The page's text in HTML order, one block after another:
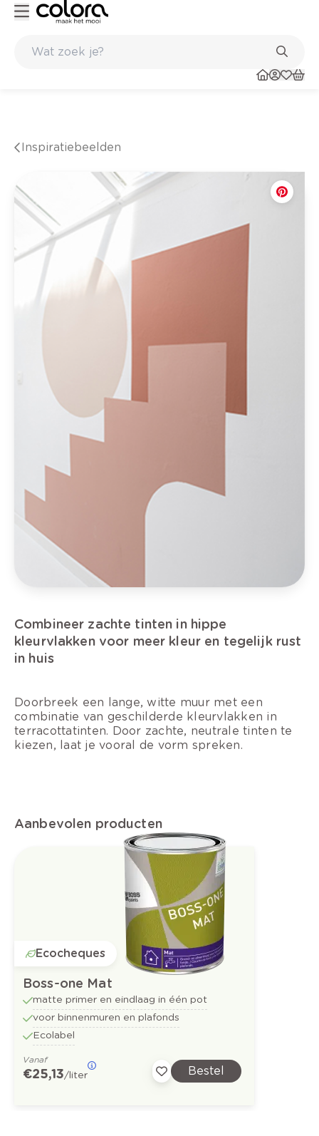
Inspiratiebeelden
Combineer zachte tinten in hippe
kleurvlakken voor meer kleur en tegelijk rust
in huis
Doorbreek een lange, witte muur met een
combinatie van geschilderde kleurvlakken in
terracottatinten. Door zachte, neutrale tinten te
kiezen, laat je vooral de vorm spreken.
Aanbevolen producten
Ecocheques
Boss-one Mat
matte primer en eindlaag in één pot
voor binnenmuren en plafonds
Ecolabel
Vanaf
€ 25,13/liter Bestel